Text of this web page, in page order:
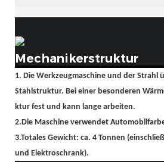
Mechanikerstruktur
1. Die Werkzeugmaschine und der Strahl
Stahlstruktur. Bei einer besonderen
ktur fest und kann lange arbeiten.
2.Die Maschine verwendet
3.Totales Gewicht: ca. 4 Tonnen
und Elektroschrank).